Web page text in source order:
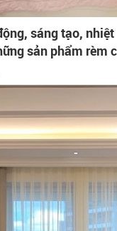
sáng tạo,
sản phẩm